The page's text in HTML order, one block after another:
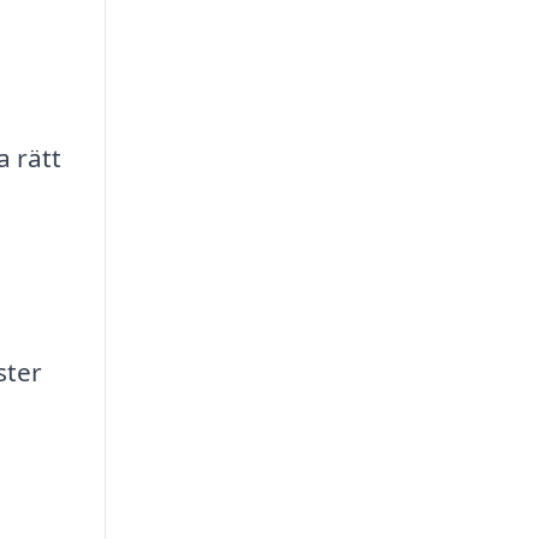
rätt